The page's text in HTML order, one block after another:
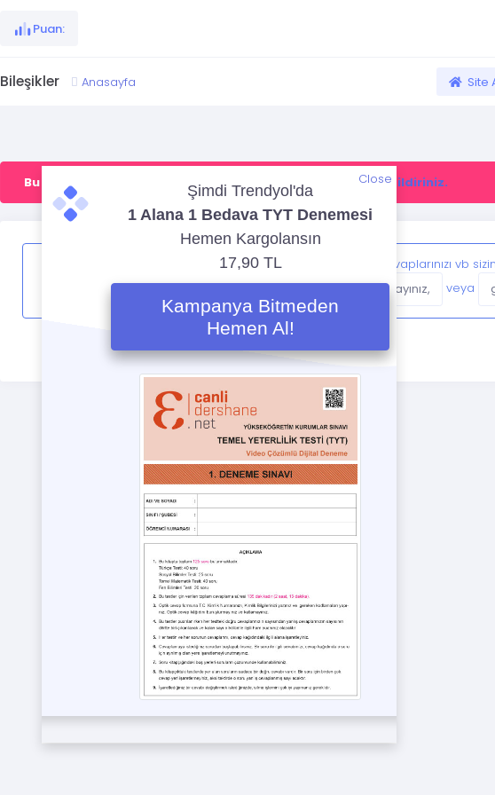
Puan:
Bileşikler Anasayfa Site
Bu ürün ile ilgili düzenleme yapılmamış. Lütfen yetkililere bildiriniz.
İçeriği takip ederken sistem izleme geçmişinizi/test cevaplarınızı vb
kendi geçmişiniz açısından iyi olur.
Üye olmak için tıklayınız, veya
Close